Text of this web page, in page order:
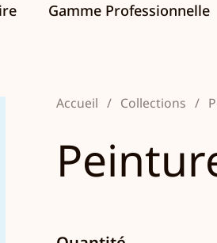
Gamme Professionnelle
Accueil / Collections /